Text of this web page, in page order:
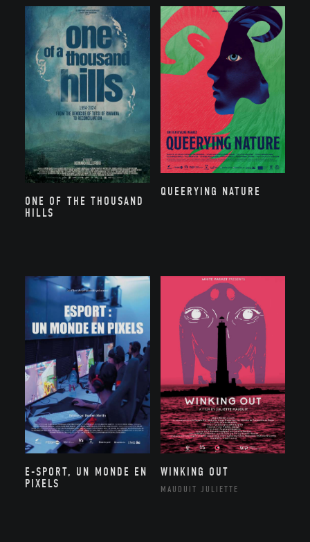
ONE OF THE THOUSAND
HILLS
QUEERYING NATURE
E-SPORT, UN MONDE EN
PIXELS
WINKING OUT
MAUDUIT JULIETTE